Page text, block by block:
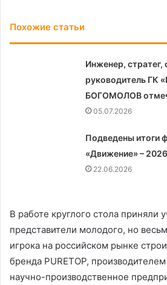
Похожие статьи
Инженер, стратег,
руководитель ГК
БОГОМОЛОВ
05.07.2026
Подведены итоги
«Движение» – 2026
22.06.2026
В работе круглого стола приняли
представители молодого, но
игрока на российском рынке
бренда PURETOP,
научно-производственное